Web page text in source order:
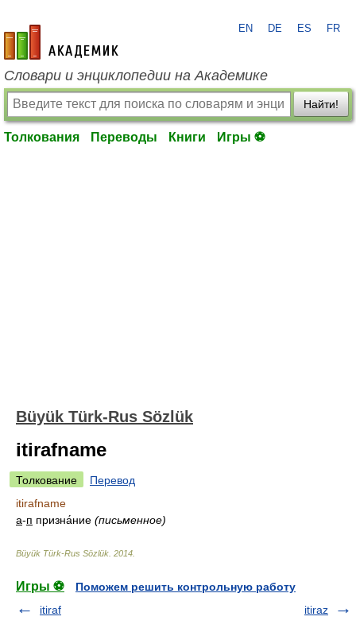
academic.ru
EN DE ES FR
Словари и энциклопедии на Академике
Найти!
Толкования Переводы Книги Игры ⚽
Büyük Türk-Rus Sözlük
itirafname
Толкование
Перевод
itirafname
а-п призна́ние (письменное)
Büyük Türk-Rus Sözlük 2014
Игры ⚽
Поможем решить контрольную работу
itiraf
itiraz